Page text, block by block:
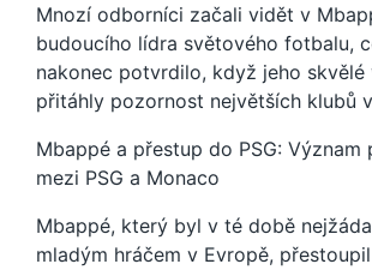
Mnozí odborníci začali vidět v
budoucího lídra světového fotbalu,
nakonec potvrdilo, když jeho skvělé
přitáhly pozornost největších klubů
Mbappé a přestup do PSG: Význam
mezi PSG a Monaco
Mbappé, který byl v té době
mladým hráčem v Evropě,